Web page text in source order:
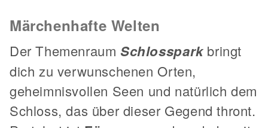
Märchenhafte Welten
Der ThemenraumSchlossparkbringt
dich zu verwunschenen Orten,
geheimnisvollen Seen und natürlich dem
Schloss, das über dieser Gegend thront.